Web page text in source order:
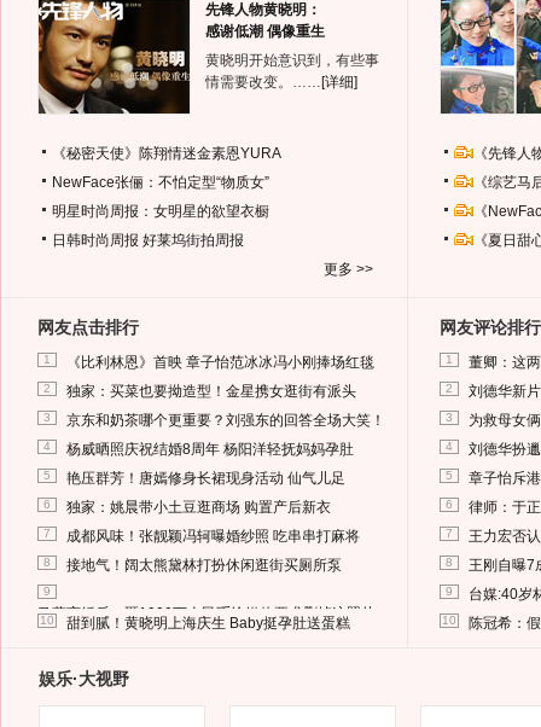
先锋人物黄晓明：
感谢低潮 偶像重生
黄晓明开始意识到，有些事
情需要改变。…… [详细]
《秘密天使》陈翔情迷金素恩YURA
NewFace张俪：不怕定型“物质女”
明星时尚周报：女明星的欲望衣橱
日韩时尚周报 好莱坞街拍周报
更多 >>
《先锋
《综艺
《
《夏日
网友点击排行
1 《比利林恩》首映 章子怡范冰冰冯小刚捧场红毯
2 独家：买菜也要拗造型！金星携女逛街有派头
3 京东和奶茶哪个更重要？刘强东的回答全场大笑！
4 杨威晒照庆祝结婚8周年 杨阳洋轻抚妈妈孕肚
5 艳压群芳！唐嫣修身长裙现身活动 仙气儿足
6 独家：姚晨带小土豆逛商场 购置产后新衣
7 成都风味！张靓颖冯轲曝婚纱照 吃串串打麻将
8 接地气！阔太熊黛林打扮休闲逛街买厕所泵
9
马蓉离婚后，砸1000万人民币给媒体要求删掉这照片
10 甜到腻！黄晓明上海庆生 Baby挺孕肚送蛋糕
网友评论排行
1 董卿：这
2 刘德华新
3 为救母女
4 刘德华扮
5 章子怡斥
6 律师：于
7 王力宏否
8 王刚自曝7
9 台媒:40岁
10 陈冠希：
娱乐·大视野